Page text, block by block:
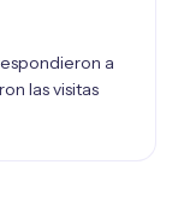
a
las visitas